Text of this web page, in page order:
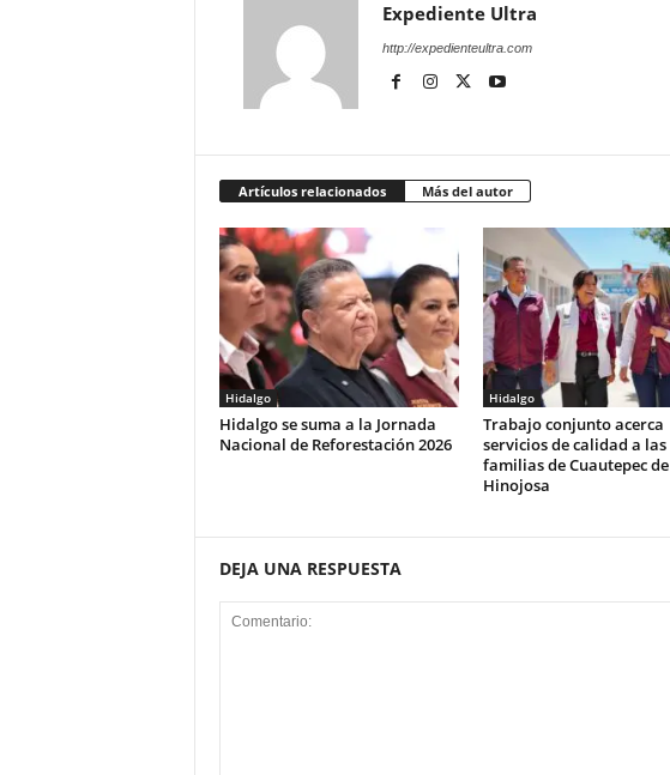
Expediente Ultra
http://expedienteultra.com
Artículos relacionados Más del autor
Hidalgo
Hidalgo se suma a la Jornada
Nacional de Reforestación 2026
Hidalgo
Trabajo conjunto acerca
servicios de calidad a las
familias de Cuautepec de
Hinojosa
DEJA UNA RESPUESTA